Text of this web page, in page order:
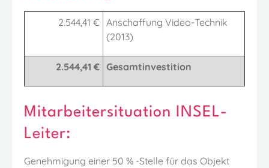
2.544,41 € Anschaffung Video-Technik
(2013)
2.544,41 € Gesamtinvestition
Mitarbeitersituation INSEL-
Leiter:
Genehmigung einer 50 % -Stelle für das Objekt